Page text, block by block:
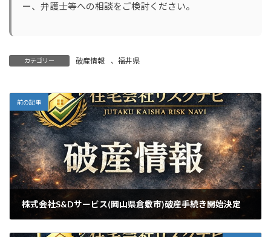
ー、弁護士等への相談をご検討ください。
カテゴリー 破産情報 、 福井県
前の記事
株式会社S&Dサービス(岡山県倉敷市)破産手続き開始決定